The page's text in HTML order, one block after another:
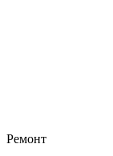
Ремонт